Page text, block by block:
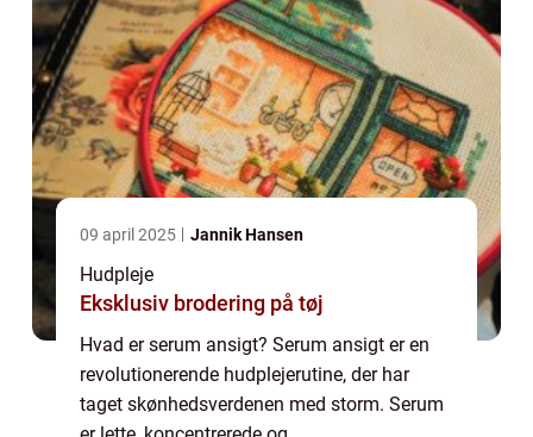
09 april 2025 Jannik Hansen
Hudpleje
Eksklusiv brodering på tøj
Hvad er serum ansigt? Serum ansigt er en
revolutionerende hudplejerutine, der har
taget skønhedsverdenen med storm. Serum